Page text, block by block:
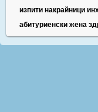
изпити накрайници
абитуриенски жена